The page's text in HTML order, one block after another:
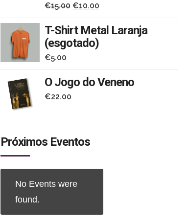
€15.00 O
original
era:
€10.00O
atual
é:
T-Shirt Metal Laranja
(esgotado)
€5.00
O Jogo do Veneno
€22.00
Próximos Eventos
No Events were
found.